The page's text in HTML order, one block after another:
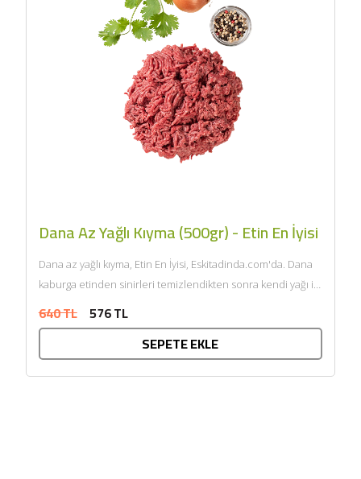
Dana Az Yağlı Kıyma (500gr) - Etin En İyisi
Dana az yağlı kıyma, Etin En İyisi, Eskitadinda.com'da. Dana
kaburga etinden sinirleri temizlendikten sonra kendi yağı ile
640 TL 576 TL
SEPETE EKLE